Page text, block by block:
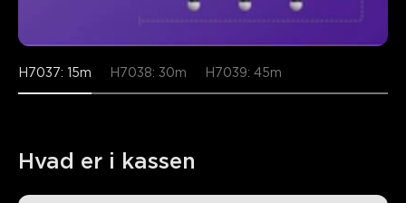
H7037: 15m H7038: 30m H7039: 45m
Hvad er i kassen